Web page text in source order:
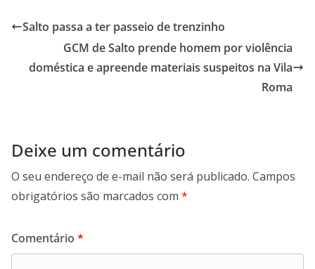
b
k
s
p
p
e
I
n
g
a
m
Salto passa a ter passeio de trenzinho
GCM de Salto prende homem por violência
doméstica e apreende materiais suspeitos na Vila
Roma
Deixe um comentário
O seu endereço de e-mail não será publicado. Campos
obrigatórios são marcados com *
Comentário *